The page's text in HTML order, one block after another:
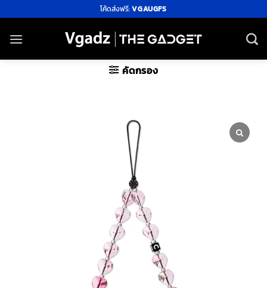
ไป
ยัง
โค้ดส่งฟรี:VGAUGFS
คัดกรอง